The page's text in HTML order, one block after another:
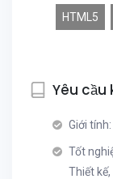
HTML5
Yêu cầu
Giới
Tốt
Thiết